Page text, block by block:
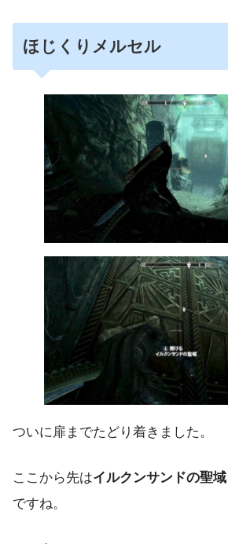
ほじくりメルセル
ついに扉までたどり着きました。
ここから先はイルクンサンドの聖域
ですね。